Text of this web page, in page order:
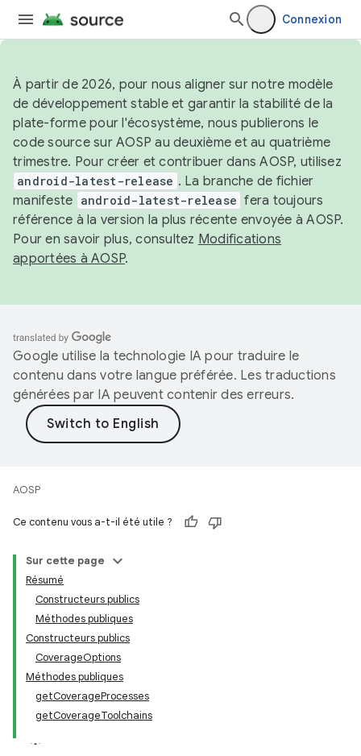
Connexion
À partir de 2026, pour nous aligner sur notre modèle
de développement stable et garantir la stabilité de la
plate-forme pour l'écosystème, nous publierons le
code source sur AOSP au deuxième et au quatrième
trimestre. Pour créer et contribuer dans AOSP, utilisez
android-latest-release . La branche de fichier
manifeste android-latest-release fera toujours
référence à la version la plus récente envoyée à AOSP.
Pour en savoir plus, consultez Modifications
apportées à AOSP.
Google utilise la technologie IA pour traduire le
contenu dans votre langue préférée. Les traductions
générées par IA peuvent contenir des erreurs.
AOSP
Ce contenu vous a-t-il été utile ?
Sur cette page
Résumé
Constructeurs publics
Méthodes publiques
Constructeurs publics
CoverageOptions
Méthodes publiques
getCoverageProcesses
getCoverageToolchains